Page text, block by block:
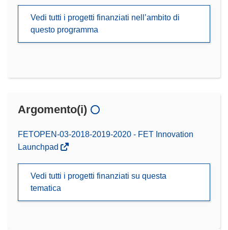
Vedi tutti i progetti finanziati nell’ambito di
questo programma
Argomento(i)
FETOPEN-03-2018-2019-2020 - FET Innovation
Launchpad
Vedi tutti i progetti finanziati su questa
tematica